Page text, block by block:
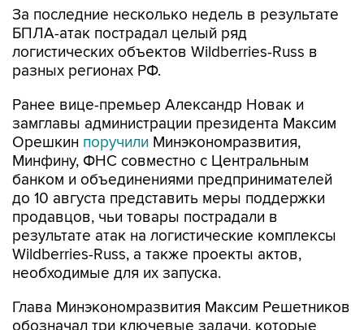
За последние несколько недель в результате
БПЛА-атак пострадал целый ряд
логистических объектов Wildberries-Russ в
разных регионах РФ.
Ранее вице-премьер Александр Новак и
замглавы администрации президента Максим
Орешкин поручили Минэкономразвития,
Минфину, ФНС совместно с Центральным
банком и объединениями предпринимателей
до 10 августа представить меры поддержки
продавцов, чьи товары пострадали в
результате атак на логистические комплексы
Wildberries-Russ, а также проекты актов,
необходимые для их запуска.
Глава Минэкономразвития Максим Решетников